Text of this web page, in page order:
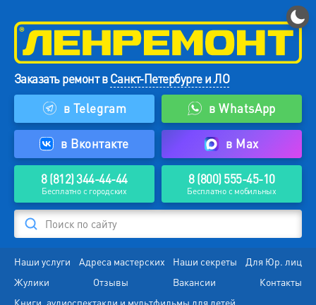
Заказать ремонт вСанкт-Петербурге и ЛО
в Telegram
в WhatsApp
в Вконтакте в Max
8 (812) 344-44-44
Бесплатно с городских
8 (800) 555-45-10
Бесплатно с мобильных
Поиск по сайту
Наши услуги Адреса мастерских Наши секреты
Для Юр. лиц
Жулики
Отзывы Вакансии
Контакты
Книги, аудиоспектакли и мультфильмы для детей